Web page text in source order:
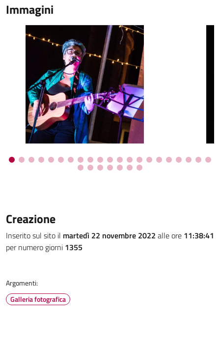
Immagini
Creazione
Inserito sul sito il martedì 22 novembre 2022 alle ore 11:38:41
per numero giorni 1355
Argomenti:
Galleria fotografica